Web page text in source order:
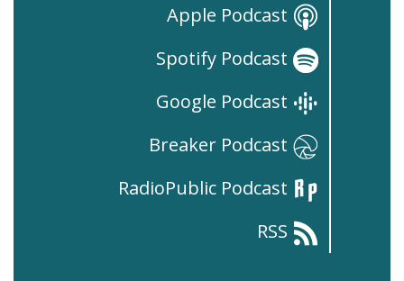
Apple Podcast
Spotify Podcast
Google Podcast
Breaker Podcast
RadioPublic Podcast
RSS